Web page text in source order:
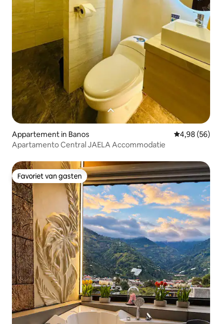
Appartement in Banos Gemiddelde
4,98 (56)
Apartamento Central JAELA Accommodatie
Favoriet van gasten
Favoriet van gasten